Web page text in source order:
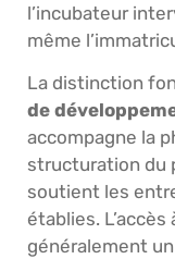
l’incubateur
même
La distinction
de
accompagne la
structuration du
soutient les
établies.
généralement